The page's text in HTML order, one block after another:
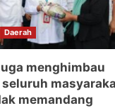
Daerah
menghimbau
seluruh
memandang